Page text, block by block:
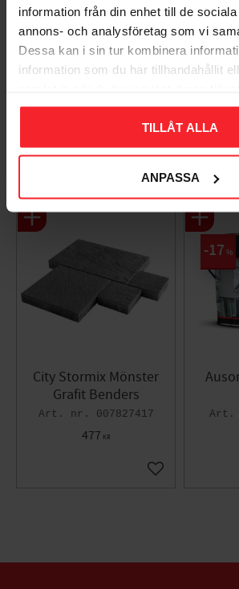
information från din enhet till de
annons- och analysföretag som vi
Dessa kan i sin tur kombinera
information som du har tillhandahållit
TILLÅT ALLA
ANPASSA
Takpanna Palema 2-
Lägg till i
City Stormix Mönster
Grafit Benders
007827417
477 KR
Lägg till i
17 %